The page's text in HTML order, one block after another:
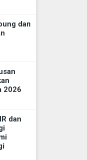
dan
2026
dan